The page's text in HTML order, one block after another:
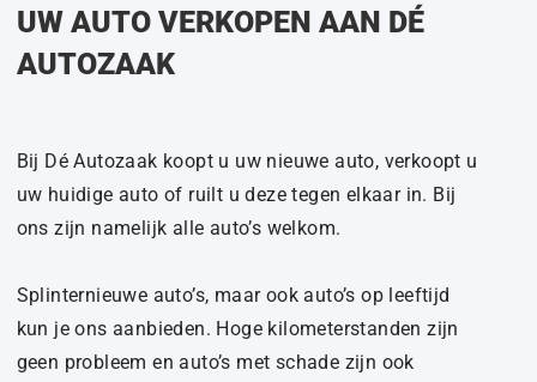
UW AUTO VERKOPEN AAN DÉ
AUTOZAAK
Bij Dé Autozaak koopt u uw nieuwe auto, verkoopt u
uw huidige auto of ruilt u deze tegen elkaar in. Bij
ons zijn namelijk alle auto’s welkom.
Splinternieuwe auto’s, maar ook auto’s op leeftijd
kun je ons aanbieden. Hoge kilometerstanden zijn
geen probleem en auto’s met schade zijn ook